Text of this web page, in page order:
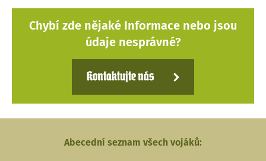
Chybí zde nějaké Informace nebo jsou
údaje nesprávné?
Kontaktujte nás
Abecední seznam všech vojáků: